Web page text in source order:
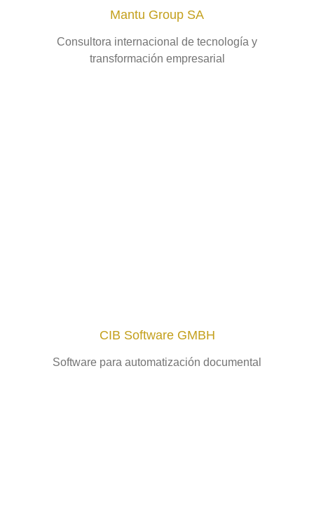
Mantu Group SA
Consultora internacional de tecnología y
transformación empresarial
CIB Software GMBH
Software para automatización documental